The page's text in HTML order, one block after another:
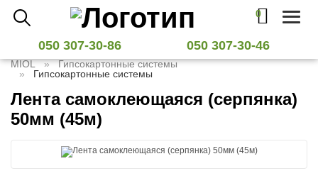
0
Toggle
050 307-30-86 050 307-30-46
MIOL
Гипсокартонные системы
Гипсокартонные системы
Лента самоклеющаяся (серпянка)
50мм (45м)